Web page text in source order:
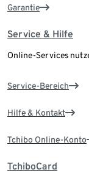
Garantie
Service & Hilfe
Online-Services
Service-Bereich
Hilfe & Kontakt
Tchibo Online-Konto
TchiboCard